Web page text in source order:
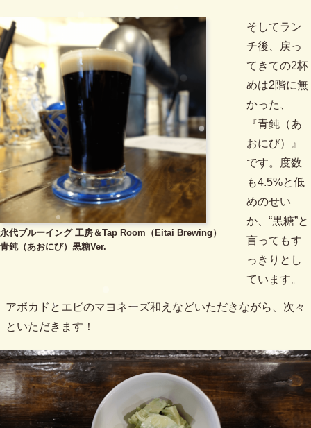
永代ブルーイング 工房＆Tap Room（Eitai Brewing）
青鈍（あおにび）黒糖Ver.
そしてラン
チ後、戻っ
てきての2杯
めは2階に無
かった、
『青鈍（あ
おにび）』
です。度数
も4.5%と低
めのせい
か、“黒糖”と
言ってもす
っきりとし
ています。
アボカドとエビのマヨネーズ和えなどいただきながら、次々
といただきます！